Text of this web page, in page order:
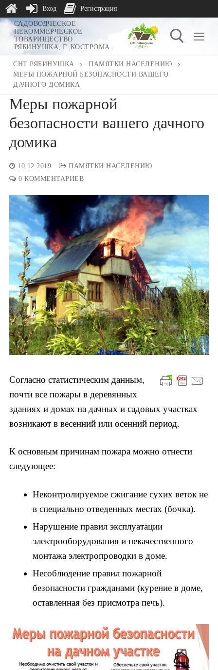
Перейти
содержимому
САДОВОДЧЕСКОЕ
НЕКОММЕРЧЕСКОЕ
ТОВАРИЩЕСТВО
РЯБИНУШКА, Г. КОСТРОМА.
СНТ РЯБИНУШКА
ПАМЯТКИ НАСЕЛЕНИЮ
МЕРЫ ПОЖАРНОЙ БЕЗОПАСНОСТИ ВАШЕГО
ДАЧНОГО ДОМИКА
Меры пожарной
безопасности вашего дачного
домика
10.12.2019
ПАМЯТКИ НАСЕЛЕНИЮ
0 КОММЕНТАРИЕВ
Согласно статистическим данным,
почти все пожары в деревянных
зданиях и домах на дачных и садовых участках
возникают в весенний или осенний период.
К основным причинам пожара можно отнести
следующее:
Неконтролируемое сжигание сухих веток не
в специально отведенных местах (бочка).
Нарушение правил эксплуатации
электрооборудования и некачественного
монтажа электропроводки в доме.
Несоблюдение правил пожарной
безопасности гражданами (курение в доме,
оставленная без присмотра печь).
Вход Регистрация